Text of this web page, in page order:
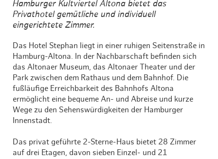
Hamburger Kultviertel Altona bietet das
Privathotel gemütliche und individuell
eingerichtete Zimmer.
Das Hotel Stephan liegt in einer ruhigen Seitenstraße in
Hamburg-Altona. In der Nachbarschaft befinden sich
das Altonaer Museum, das Altonaer Theater und der
Park zwischen dem Rathaus und dem Bahnhof. Die
fußläufige Erreichbarkeit des Bahnhofs Altona
ermöglicht eine bequeme An- und Abreise und kurze
Wege zu den Sehenswürdigkeiten der Hamburger
Innenstadt.
Das privat geführte 2-Sterne-Haus bietet 28 Zimmer
auf drei Etagen, davon sieben Einzel- und 21